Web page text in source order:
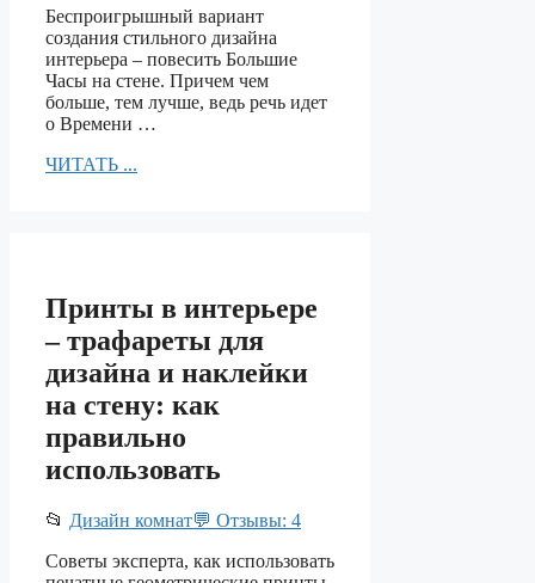
Беспроигрышный вариант
создания стильного дизайна
интерьера – повесить Большие
Часы на стене. Причем чем
больше, тем лучше, ведь речь идет
о Времени …
ЧИТАТЬ ...
Принты в интерьере
– трафареты для
дизайна и наклейки
на стену: как
правильно
использовать
📂 Дизайн комнат💬 Отзывы: 4
Советы эксперта, как использовать